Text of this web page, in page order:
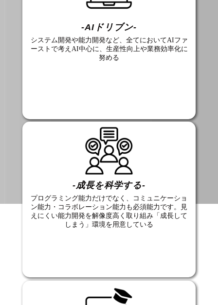
-AIドリブン-
システム開発や能力開発など、全てにおいてAIファ
ーストで考えAI中心に、生産性向上や業務効率化に
努める
-成長を科学する-
プログラミング能力だけでなく、コミュニケーショ
ン能力・コラボレーション能力も必須能力です。見
えにくい能力開発を解像度高く取り組み「成長して
しまう」環境を用意している